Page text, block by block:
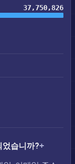
37,750,826
습니까?